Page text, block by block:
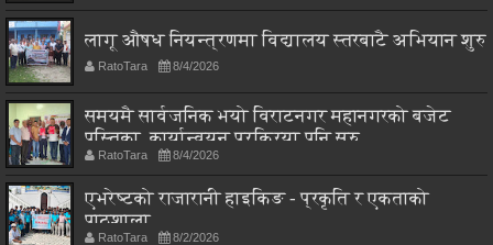
लागू औषध नियन्त्रणमा विद्यालय स्तरबाटै अभियान शुरु
RatoTara 8/4/2026
समयमै सार्वजनिक भयो विराटनगर महानगरको बजेट
पुस्तिका, कार्यान्वयन प्रक्रिया पनि सुरु
RatoTara 8/4/2026
एभरेष्टको राजारानी हाइकिङ - प्रकृति र एकताको
पाठशाला
RatoTara 8/2/2026